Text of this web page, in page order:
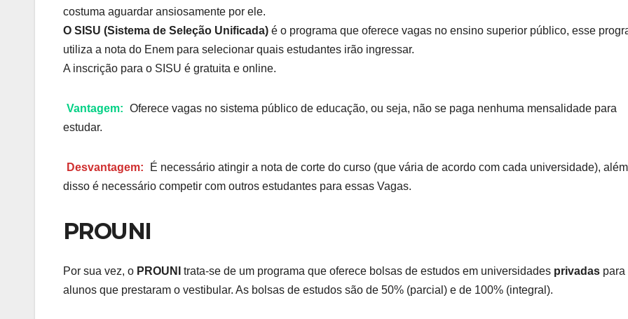
costuma aguardar ansiosamente por ele.
O SISU (Sistema de Seleção Unificada) é o programa que oferece vagas no ensino superior público, esse
utiliza a nota do Enem para selecionar quais estudantes irão ingressar.
A inscrição para o SISU é gratuita e online.
Vantagem: Oferece vagas no sistema público de educação, ou seja, não se paga nenhuma mensalidade para
estudar.
Desvantagem:
É necessário atingir a nota de corte do curso (que vária de acordo com cada universidade), além
disso é necessário competir com outros estudantes para essas Vagas.
PROUNI
Por sua vez, o PROUNI trata-se de um programa que oferece bolsas de estudos em universidades privadas para
alunos que prestaram o vestibular. As bolsas de estudos são de 50% (parcial) e de 100% (integral).